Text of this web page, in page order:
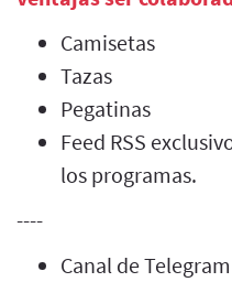
Camisetas
Tazas
Pegatinas
Feed RSS
los programas.
----
Canal de Telegram